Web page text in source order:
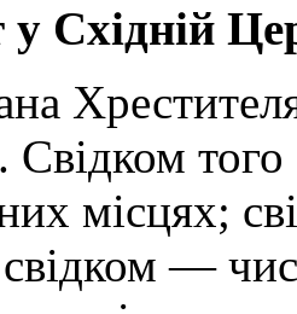
Східній
того
місцях;
—